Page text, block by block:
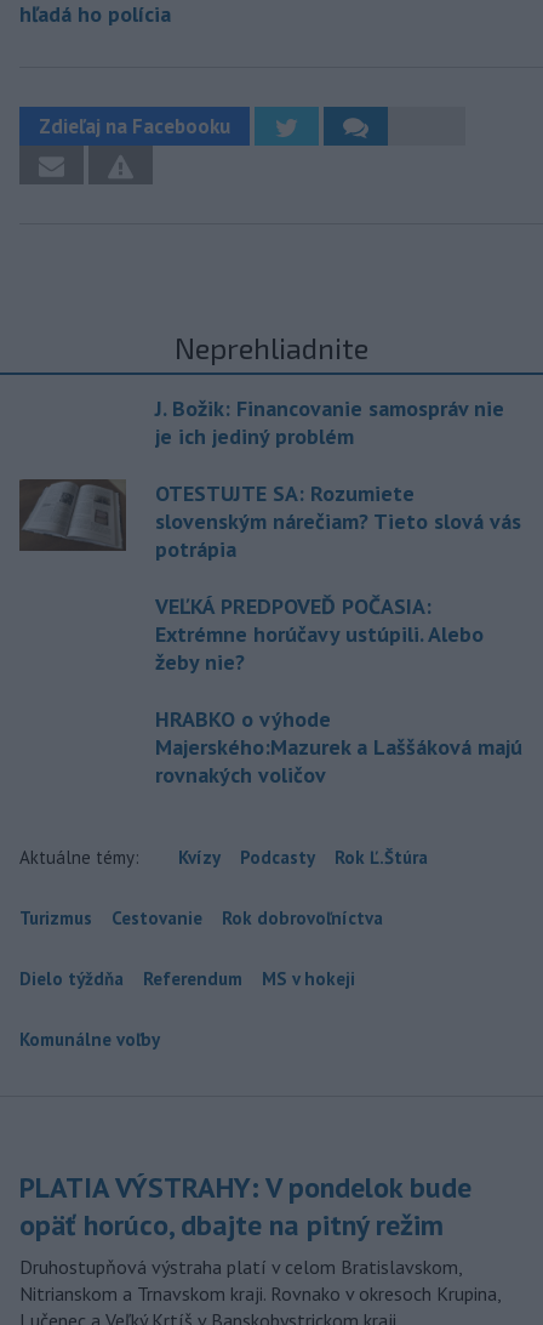
hľadá ho polícia
Zdieľaj na Facebooku
Neprehliadnite
J. Božik: Financovanie samospráv nie
je ich jediný problém
OTESTUJTE SA: Rozumiete
slovenským nárečiam? Tieto slová vás
potrápia
VEĽKÁ PREDPOVEĎ POČASIA:
Extrémne horúčavy ustúpili. Alebo
žeby nie?
HRABKO o výhode
Majerského:Mazurek a Laššáková majú
rovnakých voličov
Aktuálne témy: Kvízy Podcasty Rok Ľ.Štúra
Turizmus Cestovanie Rok dobrovoľníctva
Dielo týždňa Referendum MS v hokeji
Komunálne voľby
PLATIA VÝSTRAHY: V pondelok bude
opäť horúco, dbajte na pitný režim
Druhostupňová výstraha platí v celom Bratislavskom,
Nitrianskom a Trnavskom kraji. Rovnako v okresoch Krupina,